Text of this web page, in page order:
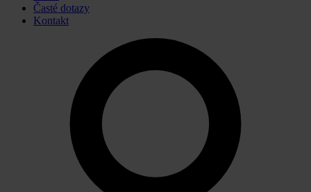
Časté dotazy
Kontakt